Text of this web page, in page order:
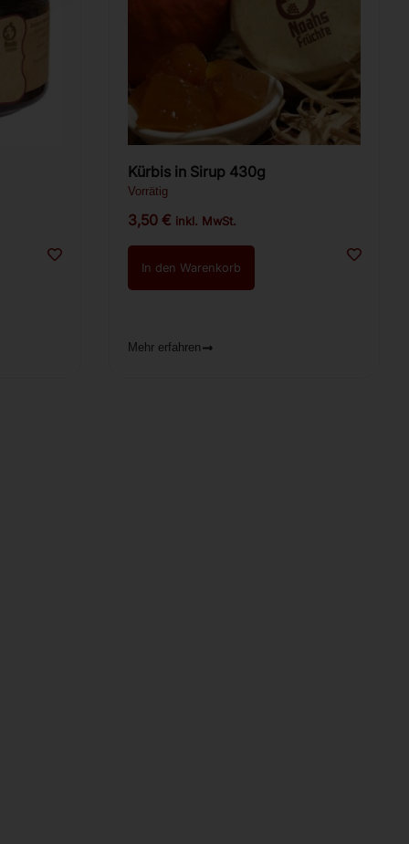
Kürbis in Sirup 430g
Vorrätig
3,50 € inkl. MwSt.
In den Warenkorb
Mehr erfahren